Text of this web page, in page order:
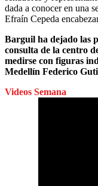
dada a conocer en una
Efraín Cepeda
Barguil ha dejado las
consulta de la centro
medirse con figuras
Medellín Federico
Videos Semana